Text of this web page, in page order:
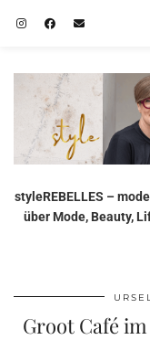
styleREBELLES –
über Mode, Beauty,
Groot Café